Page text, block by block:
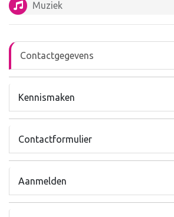
Muziek
Contactgegevens
Kennismaken
Contactformulier
Aanmelden